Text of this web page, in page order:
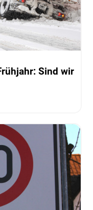
Sind wir